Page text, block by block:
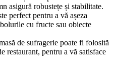
asigură robustețe și stabilitate.
perfect pentru a vă așeza
cu fructe sau obiecte
de sufragerie poate fi folosită
restaurant, pentru a vă satisface